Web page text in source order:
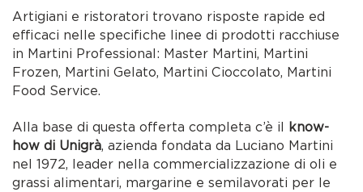
Artigiani e ristoratori trovano risposte rapide ed
efficaci nelle specifiche linee di prodotti racchiuse
in Martini Professional: Master Martini, Martini
Frozen, Martini Gelato, Martini Cioccolato, Martini
Food Service.
Alla base di questa offerta completa c’è il know-
how di Unigrà, azienda fondata da Luciano Martini
nel 1972, leader nella commercializzazione di oli e
grassi alimentari, margarine e semilavorati per le